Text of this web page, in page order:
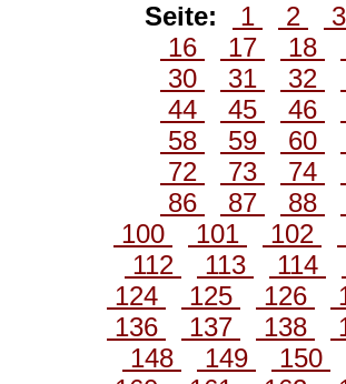
Seite: 1 2
16
17 18
30
31 32
44
45 46
58
59 60
72
73 74
86
87 88
100
101 102
112
113 114
124
125 126
136
137 138
148
149
150